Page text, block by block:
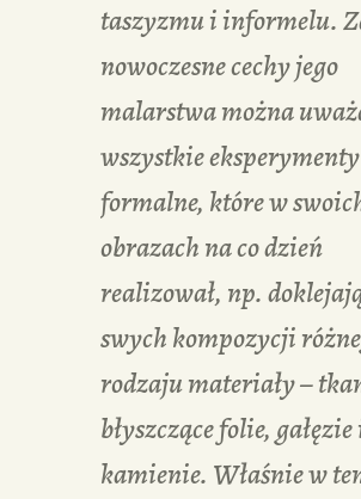
taszyzmu i informelu.
nowoczesne cechy jego
malarstwa można
wszystkie eksperymenty
formalne, które w
obrazach na co dzień
realizował, np.
swych kompozycji
rodzaju materiały –
błyszczące folie, gałęzie
kamienie. Właśnie w